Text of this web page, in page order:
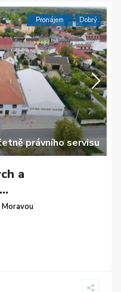
právního servisu
Pronájem Dobrý
a